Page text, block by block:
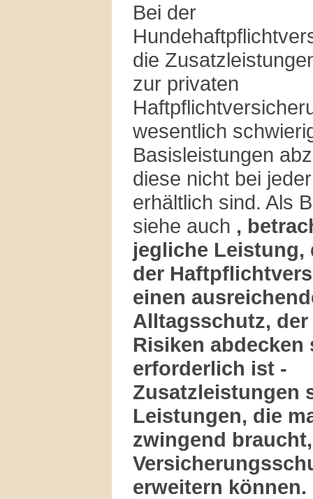
Bei der
die
zur privaten
wesentlich
Basisleistungen
diese nicht bei
erhältlich sind. Als
siehe auch ,
jegliche Leistung,
der
einen
Alltagsschutz,
Risiken abdecken
erforderlich ist -
Zusatzleistungen
Leistungen, die
zwingend
erweitern können.